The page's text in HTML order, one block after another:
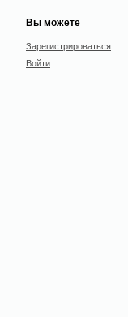
Вы можете
Зарегистрироваться
Войти